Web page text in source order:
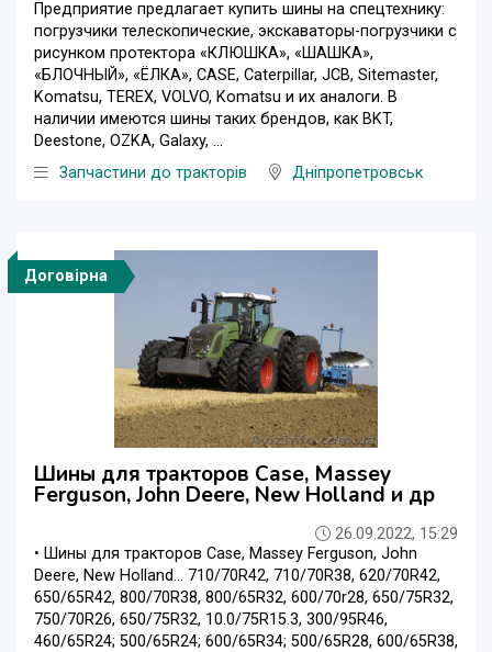
Предприятие предлагает купить шины на спецтехнику:
погрузчики телескопические, экскаваторы-погрузчики с
рисунком протектора «КЛЮШКА», «ШАШКА»,
«БЛОЧНЫЙ», «ЁЛКА», CASE, Caterpillar, JCB, Sitemaster,
Komatsu, TEREX, VOLVO, Komatsu и их aнaлоги. В
наличии имеются шины таких брендов, как BKT,
Deestone, OZKA, Galaxy, ...
Запчастини до тракторів
Дніпропетровськ
Договірна
Шины для тракторов Case, Massey
Ferguson, John Deere, New Holland и др
26.09.2022, 15:29
• Шины для тракторов Case, Massey Ferguson, John
Deere, New Holland… 710/70R42, 710/70R38, 620/70R42,
650/65R42, 800/70R38, 800/65R32, 600/70r28, 650/75R32,
750/70R26, 650/75R32, 10.0/75R15.3, 300/95R46,
460/65R24; 500/65R24; 600/65R34; 500/65R28, 600/65R38,